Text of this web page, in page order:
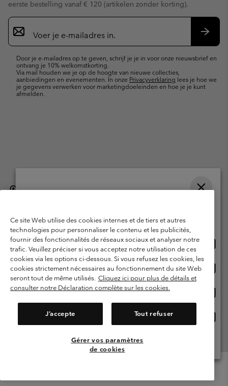
eerste bestelling vanaf € 120 (artikelen zonder korting).
Aanmelden
voor
e-
Door je e-mailadres op te geven, schrijf je je in voor onze nieuwsbrief en
ontvang je 10% welkomstkorting.
Via mail houden we je op de hoogte van nieuwe collecties,
aanbiedingen en evenementen. In onze Privacyverklaring lees je hoe we
je gegevens verwerken voor marketingdoeleinden en hoe je je kunt
afmelden.
België (Nederlands) | English ›| français ›
Gebruiksvoorwaarden
Verkoopvoorwaarden
Garantie
Privacybeleid
Gebruiksvoorwaarden voor lidmaatschap
Voorwaarden voor door gebruikers gegenereerde inhoud
Impressum
Cookies
Ce site Web utilise des cookies internes et de tiers et autres
technologies pour personnaliser le contenu et les publicités,
fournir des fonctionnalités de réseaux sociaux et analyser notre
trafic. Veuillez préciser si vous acceptez notre utilisation de ces
cookies via les options ci-dessous. Si vous refusez les cookies, les
cookies strictement nécessaires au fonctionnement du site Web
seront tout de même utilisés. Cliquez ici pour plus de détails et
consulter notre Déclaration complète sur les cookies.
J’accepte Tout refuser
Gérer vos paramètres
de cookies
Online shoppen beschikbaar
United States
Belgium-English
Belgium-Français
Belgium-Dutch
Alle Locaties Bekijken